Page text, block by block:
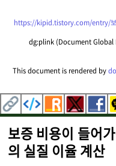
https://kipid.tistory.com/entry/보
dg:plink (Document Global
This document is rendered by
보증 비용이 들어
의 실질 이율 계산